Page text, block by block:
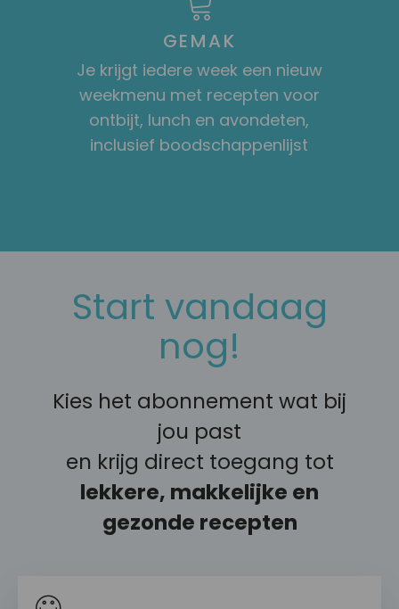
GEMAK
Je krijgt iedere week een nieuw
weekmenu met recepten voor
ontbijt, lunch en avondeten,
inclusief boodschappenlijst
Start vandaag
nog!
Kies het abonnement wat bij
jou past
en krijg direct toegang tot
lekkere, makkelijke en
gezonde recepten